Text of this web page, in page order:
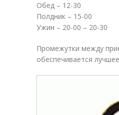
Обед – 12-30
Полдник – 15-00
Ужин – 20-00 – 20-30
Промежутки между
обеспечивается